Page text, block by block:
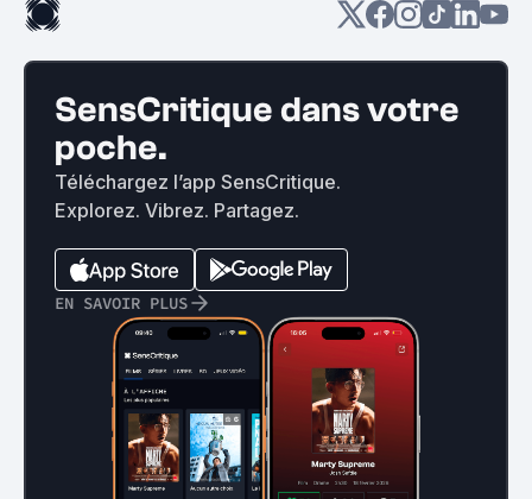
SensCritique dans votre
poche.
Téléchargez l’app SensCritique.
Explorez. Vibrez. Partagez.
EN SAVOIR PLUS